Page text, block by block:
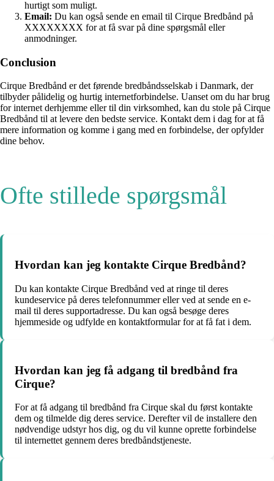
hurtigt som muligt.
Email: Du kan også sende en email til Cirque Bredbånd på
XXXXXXXX for at få svar på dine spørgsmål eller
anmodninger.
Conclusion
Cirque Bredbånd er det førende bredbåndsselskab i Danmark, der
tilbyder pålidelig og hurtig internetforbindelse. Uanset om du har brug
for internet derhjemme eller til din virksomhed, kan du stole på Cirque
Bredbånd til at levere den bedste service. Kontakt dem i dag for at få
mere information og komme i gang med en forbindelse, der opfylder
dine behov.
Ofte stillede spørgsmål
Hvordan kan jeg kontakte Cirque Bredbånd?
Du kan kontakte Cirque Bredbånd ved at ringe til deres
kundeservice på deres telefonnummer eller ved at sende en e-
mail til deres supportadresse. Du kan også besøge deres
hjemmeside og udfylde en kontaktformular for at få fat i dem.
Hvordan kan jeg få adgang til bredbånd fra
Cirque?
For at få adgang til bredbånd fra Cirque skal du først kontakte
dem og tilmelde dig deres service. Derefter vil de installere den
nødvendige udstyr hos dig, og du vil kunne oprette forbindelse
til internettet gennem deres bredbåndstjeneste.